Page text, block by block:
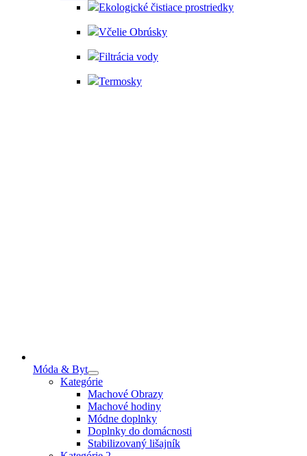
Ekologické čistiace prostriedky
Včelie Obrúsky
Filtrácia vody
Termosky
Móda & Byt
Kategórie
Machové Obrazy
Machové hodiny
Módne doplnky
Doplnky do domácnosti
Stabilizovaný lišajník